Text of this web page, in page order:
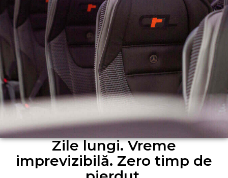
Zile lungi. Vreme
imprevizibilă. Zero timp de